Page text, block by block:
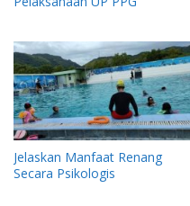
Jelaskan Manfaat Renang
Secara Psikologis